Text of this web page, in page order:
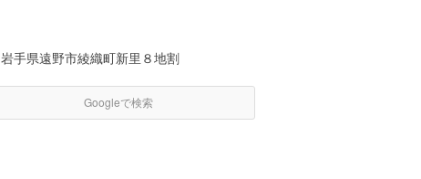
岩手県遠野市綾織町新里８地割
Googleで検索